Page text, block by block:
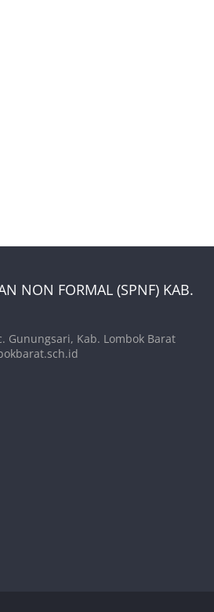
NON FORMAL (SPNF) KAB.
Gunungsari, Kab. Lombok Barat